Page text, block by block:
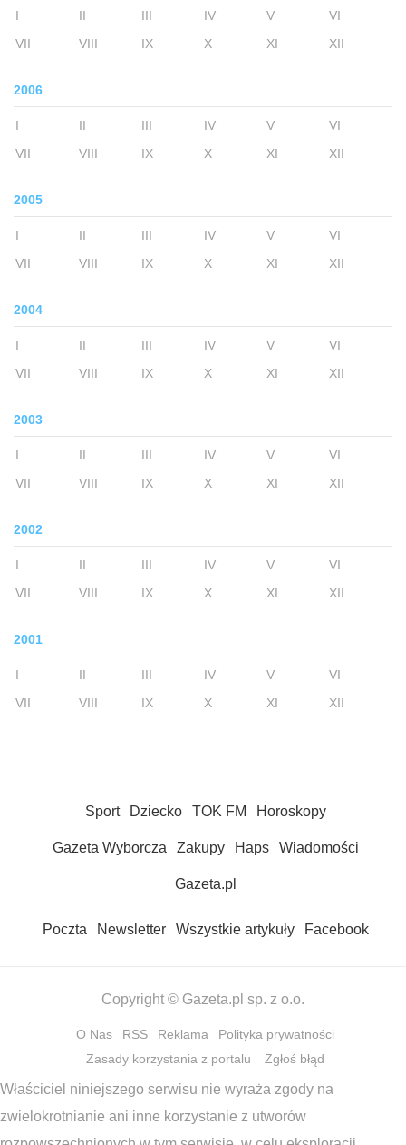
I II III IV V
VI
VII
VIII IX X XI XII
2006
I II III IV V
VI
VII
VIII IX X XI XII
2005
I II III IV V
VI
VII
VIII IX X XI XII
2004
I II III IV V
VI
VII
VIII IX X XI XII
2003
I II III IV V
VI
VII
VIII IX X XI XII
2002
I II III IV V
VI
VII
VIII IX X XI XII
2001
I II III IV V
VI
VII
VIII IX X XI XII
Sport Dziecko TOK FM Horoskopy
Gazeta Wyborcza Zakupy Haps Wiadomości
Gazeta.pl
Poczta Newsletter Wszystkie artykuły Facebook
Copyright © Gazeta.pl sp. z o.o.
O Nas RSS Reklama
Polityka prywatności
Zasady korzystania z portalu
Zgłoś błąd
Właściciel niniejszego serwisu nie wyraża zgody na
zwielokrotnianie ani inne korzystanie z utworów